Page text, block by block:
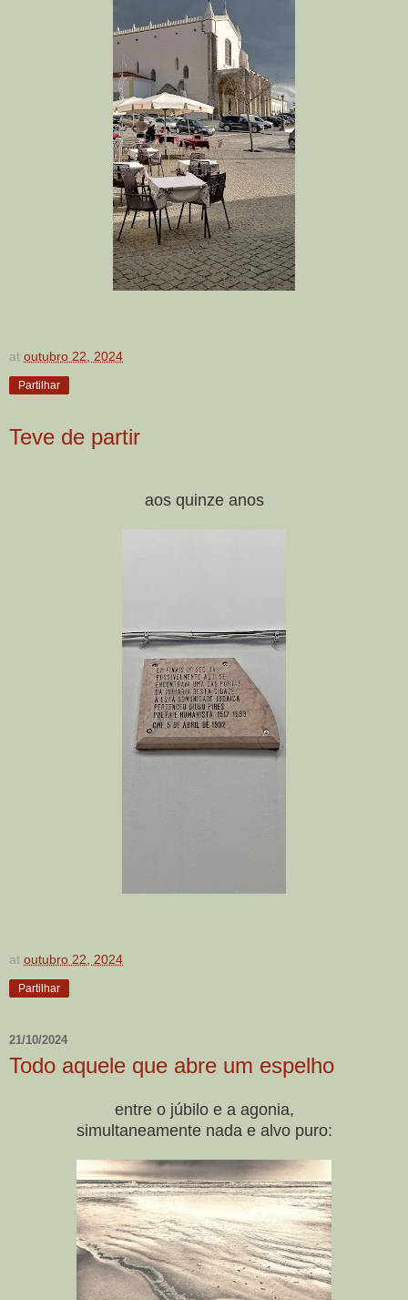
at outubro 22, 2024
Partilhar
Teve de partir
aos quinze anos
at outubro 22, 2024
Partilhar
21/10/2024
Todo aquele que abre um espelho
entre o júbilo e a agonia,
simultaneamente nada e alvo puro: